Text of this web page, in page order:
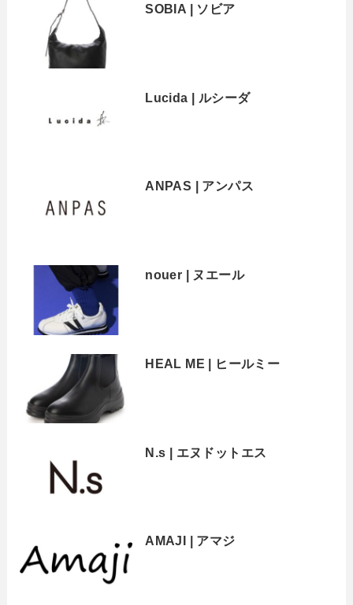
SOBIA | ソビア
Lucida | ルシーダ
ANPAS | アンパス
nouer | ヌエール
HEAL ME | ヒールミー
N.s | エヌドットエス
AMAJI | アマジ